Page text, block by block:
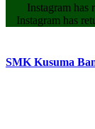
Instagram has
Instagram has
SMK Kusuma